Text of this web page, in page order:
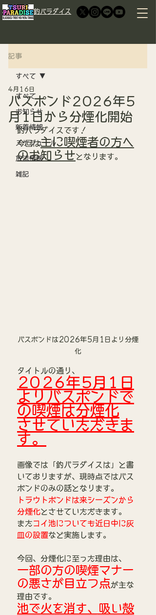
​釣パラダイス
記事
すべて
お知らせ
新着情報
スケジュール
放流情報
雑記
すべて
バスポンド2026年5
月1日から分煙化開始
4月16日
釣パラダイスです！
今回は主に喫煙者の方へ
のお知らせとなります。
バスポンドは2026年5月1日より分煙
化
タイトルの通り、
2026年5月1日
よりバスポンドで
の喫煙は分煙化
させていただきま
す。
画像では「釣パラダイスは」と書
いておりますが、現時点ではバス
ポンドのみの話となります。
トラウトポンドは来シーズンから
分煙化とさせていただきます。
またコイ池についても近日中に灰
皿の設置など実施します。
今回、分煙化に至った理由は、
一部の方の喫煙マナー
の悪さが目立つ点が主な
理由です。
池で火を消す、吸い殻